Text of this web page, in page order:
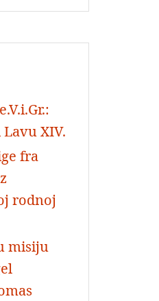
XIV.
fra
rodnoj
misiju